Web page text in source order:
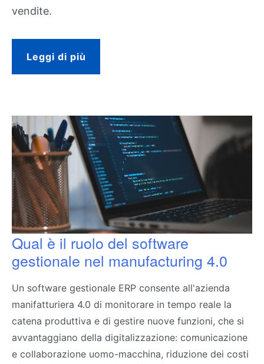
vendite.
Leggi di più
Qual è il ruolo del software
gestionale nel manufacturing 4.0
Un software gestionale ERP consente all'azienda
manifatturiera 4.0 di monitorare in tempo reale la
catena produttiva e di gestire nuove funzioni, che si
avvantaggiano della digitalizzazione: comunicazione
e collaborazione uomo-macchina, riduzione dei costi